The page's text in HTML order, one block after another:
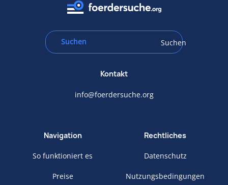
Suchen
Kontakt
info@foerdersuche.org
Navigation
So funktioniert es
Preise
Rechtliches
Datenschutz
Nutzungsbedingungen